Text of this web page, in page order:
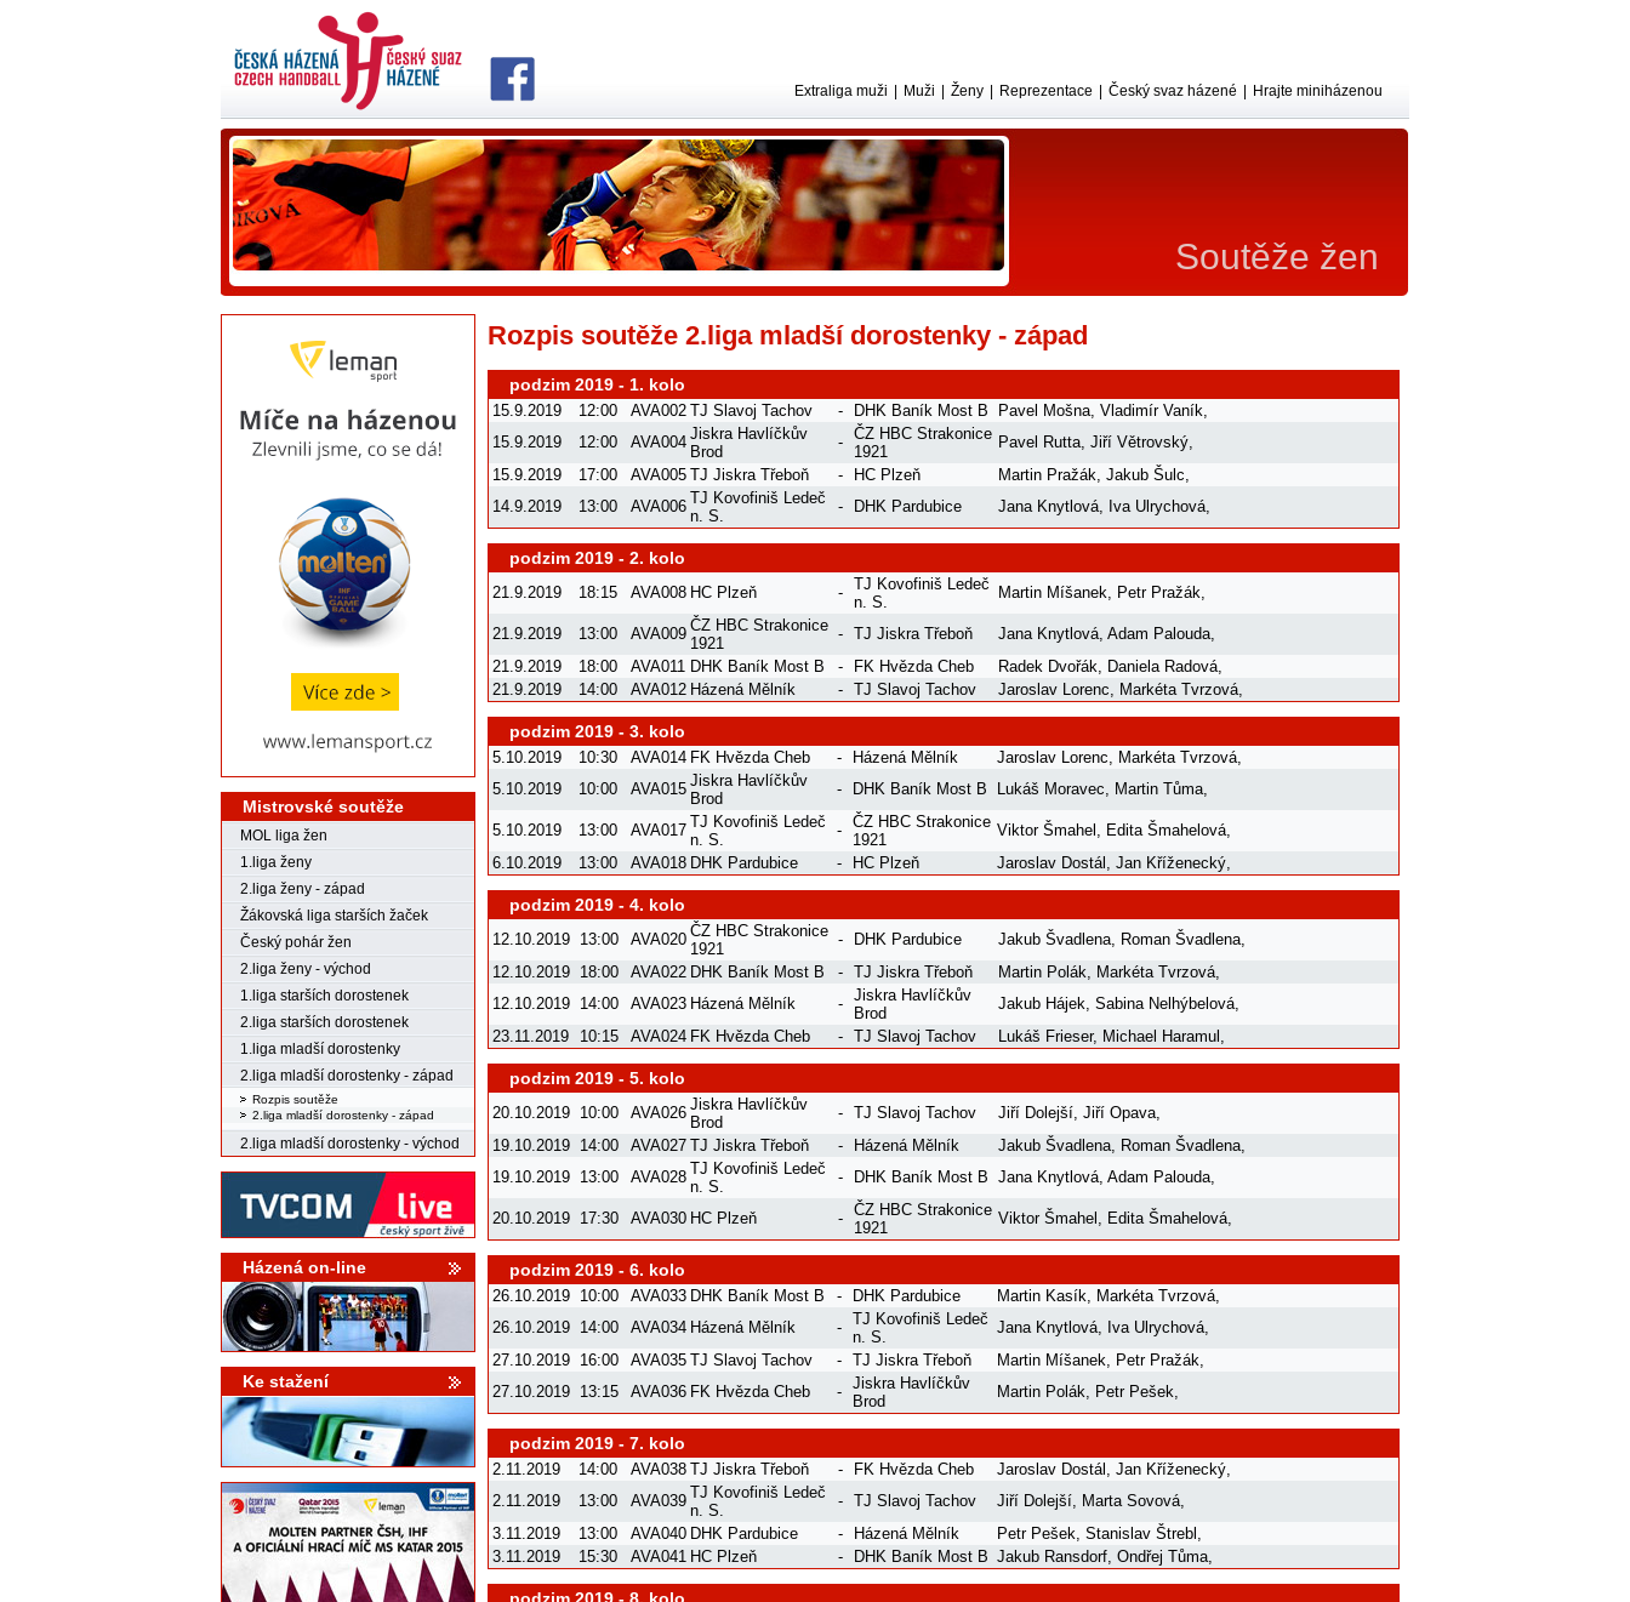
Soutěže žen
Extraliga muži Muži Ženy Reprezentace Český svaz házené Hrajte miniházenou
Mistrovské soutěže
MOL liga žen
1.liga ženy
2.liga ženy - západ
Žákovská liga starších žaček
Český pohár žen
2.liga ženy - východ
1.liga starších dorostenek
2.liga starších dorostenek
1.liga mladší dorostenky
2.liga mladší dorostenky - západ
Rozpis soutěže
2.liga mladší dorostenky - západ
2.liga mladší dorostenky - východ
Házená on-line
Ke stažení
Rozpis soutěže 2.liga mladší dorostenky - západ
podzim 2019 - 1. kolo
15.9.2019 12:00 AVA002 TJ Slavoj Tachov - DHK Baník Most B Pavel Mošna Vladimír Vaník
15.9.2019
12:00 AVA004 Jiskra Havlíčkův
Brod
- ČZ HBC Strakonice
1921
Pavel Rutta Jiří Větrovský
15.9.2019
17:00 AVA005 TJ Jiskra Třeboň - HC Plzeň Martin Pražák Jakub Šulc
14.9.2019
13:00 AVA006 TJ Kovofiniš Ledeč
n. S.
- DHK Pardubice Jana Knytlová Iva Ulrychová
podzim 2019 - 2. kolo
21.9.2019 18:15 AVA008 HC Plzeň - TJ Kovofiniš Ledeč
n. S.
Martin Míšanek Petr Pražák
21.9.2019 13:00 AVA009 ČZ HBC Strakonice
1921
- TJ Jiskra Třeboň Jana Knytlová Adam Palouda
21.9.2019
18:00 AVA011 DHK Baník Most B - FK Hvězda Cheb Radek Dvořák Daniela Radová
21.9.2019
14:00 AVA012 Házená Mělník - TJ Slavoj Tachov Jaroslav Lorenc Markéta Tvrzová
podzim 2019 - 3. kolo
5.10.2019 10:30 AVA014 FK Hvězda Cheb - Házená Mělník Jaroslav Lorenc Markéta Tvrzová
5.10.2019
10:00 AVA015 Jiskra Havlíčkův
Brod
- DHK Baník Most B Lukáš Moravec Martin Tůma
5.10.2019 13:00 AVA017 TJ Kovofiniš Ledeč
n. S.
- ČZ HBC Strakonice
1921
Viktor Šmahel Edita Šmahelová
6.10.2019
13:00 AVA018 DHK Pardubice - HC Plzeň Jaroslav Dostál Jan Kříženecký
podzim 2019 - 4. kolo
12.10.2019 13:00 AVA020 ČZ HBC Strakonice
1921
- DHK Pardubice Jakub Švadlena Roman Švadlena
12.10.2019 18:00 AVA022 DHK Baník Most B - TJ Jiskra Třeboň Martin Polák Markéta Tvrzová
12.10.2019 14:00 AVA023 Házená Mělník - Jiskra Havlíčkův
Brod
Jakub Hájek Sabina Nelhýbelová
23.11.2019
10:15 AVA024 FK Hvězda Cheb - TJ Slavoj Tachov Lukáš Frieser, Michael Haramul
podzim 2019 - 5. kolo
20.10.2019 10:00 AVA026 Jiskra Havlíčkův
Brod
- TJ Slavoj Tachov Jiří Dolejší Jiří Opava
19.10.2019 14:00 AVA027 TJ Jiskra Třeboň - Házená Mělník Jakub Švadlena Roman Švadlena
19.10.2019 13:00 AVA028 TJ Kovofiniš Ledeč
n. S.
- DHK Baník Most B Jana Knytlová Adam Palouda
20.10.2019 17:30 AVA030 HC Plzeň - ČZ HBC Strakonice
1921
Viktor Šmahel Edita Šmahelová
podzim 2019 - 6. kolo
26.10.2019 10:00 AVA033 DHK Baník Most B - DHK Pardubice Martin Kasík Markéta Tvrzová
26.10.2019 14:00 AVA034 Házená Mělník - TJ Kovofiniš Ledeč
n. S.
Jana Knytlová Iva Ulrychová
27.10.2019 16:00 AVA035 TJ Slavoj Tachov - TJ Jiskra Třeboň Martin Míšanek Petr Pražák
27.10.2019 13:15 AVA036 FK Hvězda Cheb - Jiskra Havlíčkův
Brod
Martin Polák Petr Pešek
podzim 2019 - 7. kolo
2.11.2019 14:00 AVA038 TJ Jiskra Třeboň - FK Hvězda Cheb Jaroslav Dostál Jan Kříženecký
2.11.2019
13:00 AVA039 TJ Kovofiniš Ledeč
n. S.
- TJ Slavoj Tachov Jiří Dolejší Marta Sovová
3.11.2019
13:00 AVA040 DHK Pardubice - Házená Mělník Petr Pešek Stanislav Štrebl
3.11.2019
15:30 AVA041 HC Plzeň - DHK Baník Most B Jakub Ransdorf Ondřej Tůma
podzim 2019 - 8. kolo